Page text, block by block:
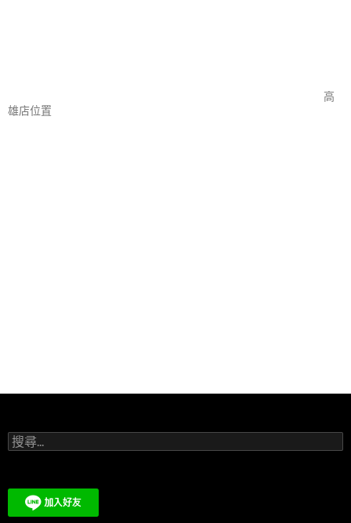
高
雄店位置
搜
尋
字: